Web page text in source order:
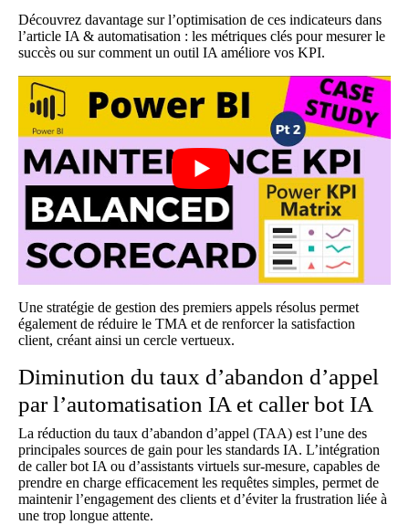
Découvrez davantage sur l’optimisation de ces indicateurs dans
l’article IA & automatisation : les métriques clés pour mesurer le
succès ou surcomment un outil IA améliore vos KPI.
Une stratégie de gestion des premiers appels résolus permet
également de réduire le TMA et de renforcer la satisfaction
client, créant ainsi un cercle vertueux.
Diminution du taux d’abandon d’appel
par l’automatisation IA et caller bot IA
La réduction du taux d’abandon d’appel (TAA) est l’une des
principales sources de gain pour les standards IA. L’intégration
de caller bot IA ou d’assistants virtuels sur-mesure, capables de
prendre en charge efficacement les requêtes simples, permet de
maintenir l’engagement des clients et d’éviter la frustration liée à
une trop longue attente.